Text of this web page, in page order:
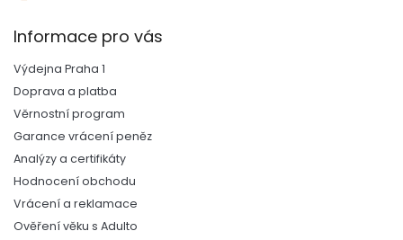
Informace pro vás
Výdejna Praha 1
Doprava a platba
Věrnostní program
Garance vrácení peněz
Analýzy a certifikáty
Hodnocení obchodu
Vrácení a reklamace
Ověření věku s Adulto